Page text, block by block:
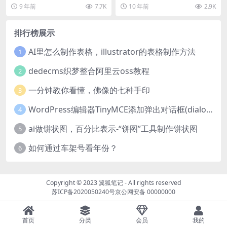
具”，绘制，然后输入或者导入数
据，单击“ ...
9 年前 7.7K
到各种各样的问题，比如，adb在
配置后，使...
10 年前 2.9K
排行榜展示
1 AI里怎么制作表格，illustrator的表格制作方法
2 dedecms织梦整合阿里云oss教程
3 一分钟教你看懂，佛像的七种手印
4 WordPress编辑器TinyMCE添加弹出对话框(dialog)按钮的方法
5 ai做饼状图，百分比表示-“饼图”工具制作饼状图
6 如何通过车架号看年份？
Copyright © 2023翼狐笔记- All rights reserved
苏ICP备2020050240号京公网安备 00000000
首页 分类 会员 我的